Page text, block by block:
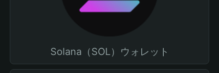
Solana（SOL）ウォレット